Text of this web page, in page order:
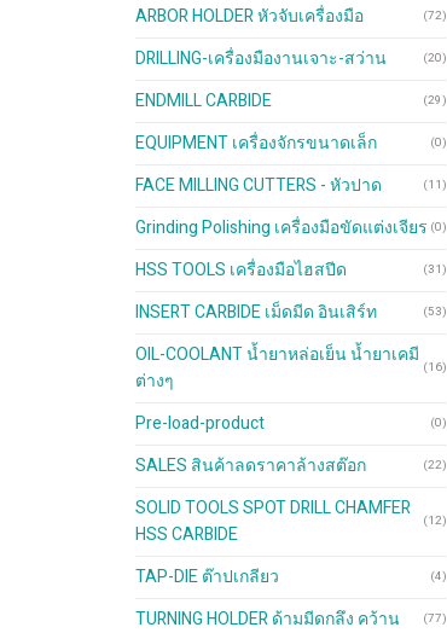
ARBOR HOLDER หัวจับเครื่องมือ (72)
DRILLING-เครื่องมืองานเจาะ-สว่าน (20)
ENDMILL CARBIDE (29)
EQUIPMENT เครื่องจักรขนาดเล็ก (0)
FACE MILLING CUTTERS - หัวปาด (11)
Grinding Polishing เครื่องมือขัดแต่งเจียร (0)
HSS TOOLS เครื่องมือไฮสปีด (31)
INSERT CARBIDE เม็ดมีด อินเสิร์ท (53)
OIL-COOLANT น้ำยาหล่อเย็น น้ำยาเคมี
ต่างๆ
(16)
Pre-load-product (0)
SALES สินค้าลดราคาล้างสต๊อก (22)
SOLID TOOLS SPOT DRILL CHAMFER
HSS CARBIDE
(12)
TAP-DIE ต๊าปเกลียว (4)
TURNING HOLDER ด้ามมีดกลึง คว้าน (77)